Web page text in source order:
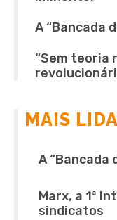
A “Bancada
“Sem teoria
MAIS
A “Bancada
Marx, a 1ª
sindicatos